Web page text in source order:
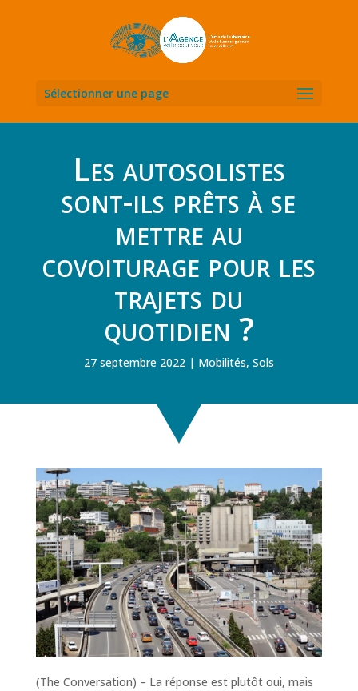
Sélectionner une page
Les autosolistes
sont-ils prêts à se
mettre au
covoiturage pour les
trajets du
quotidien ?
27 septembre 2022 Mobilités, Sols
(The Conversation) – La réponse est plutôt oui, mais